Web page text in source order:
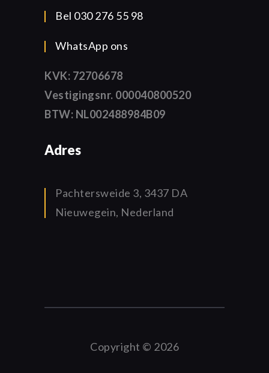
Bel 030 276 55 98
WhatsApp ons
KVK: 72706678
Vestigingsnr. 000040800520
BTW: NL002488984B09
Adres
Pachtersweide 3, 3437 DA
Nieuwegein, Nederland
Copyright © 2026